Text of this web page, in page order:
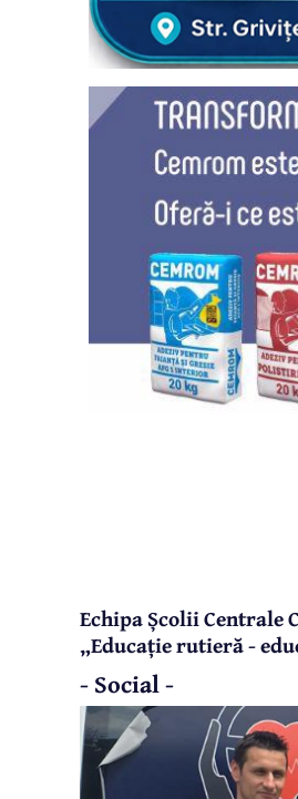
Echipa Școlii Centrale
„Educație rutieră -
- Social -